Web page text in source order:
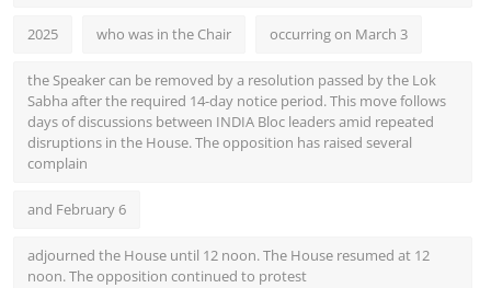
2025 who was in the Chair occurring on March 3
the Speaker can be removed by a resolution passed by the Lok
Sabha after the required 14-day notice period. This move follows
days of discussions between INDIA Bloc leaders amid repeated
disruptions in the House. The opposition has raised several
complain
and February 6
adjourned the House until 12 noon. The House resumed at 12
noon. The opposition continued to protest